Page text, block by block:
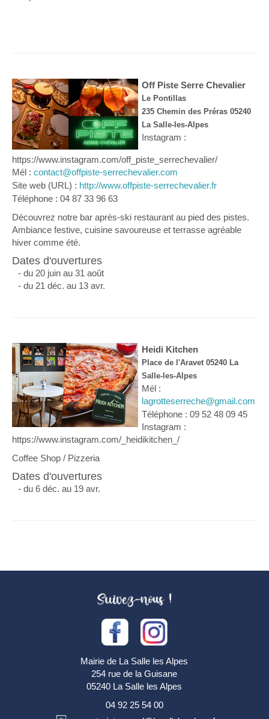
Off Piste Serre Chevalier
Le Pontillas
235 Chemin des Préras 05240
La Salle-les-Alpes
Instagram :
https://www.instagram.com/off_piste_serrechevalier/
Mél : contact@offpiste-serrechevalier.com
Site web (URL) : http://www.offpiste-serrechevalier.fr
Téléphone : 04 87 33 96 63
Découvrez notre bar après-ski restaurant au pied des pistes.
Ambiance festive, cuisine savoureuse et terrasse agréable
hiver comme été.
Dates d'ouvertures
- du 20 juin au 31 août
- du 21 déc. au 13 avr.
Heidi Kitchen
Place de l'Aravet 05240 La
Salle-les-Alpes
Mél :
lagrotteserreche@gmail.com
Téléphone : 09 52 48 09 45
Instagram :
https://www.instagram.com/_heidikitchen_/
Coffee Shop / Pizzeria
Dates d'ouvertures
- du 6 déc. au 19 avr.
Mairie de La Salle les Alpes
254 rue de la Guisane
05240 La Salle les Alpes
04 92 25 54 00